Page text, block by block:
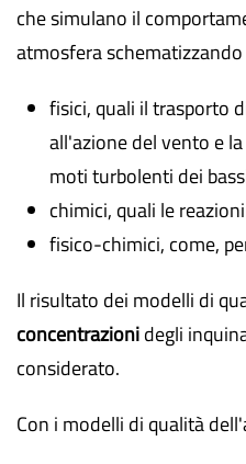
che simulano il
atmosfera
fisici, quali il trasporto
all'azione del vento e
moti turbolenti dei
chimici, quali le
fisico-chimici, come,
Il risultato dei modelli di
concentrazionidegli
considerato.
Con i modelli di qualità